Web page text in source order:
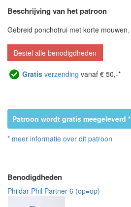
Beschrijving van het patroon
Gebreid ponchotrui met korte mouwen.
Bestel alle benodigdheden
Gratis verzending vanaf € 50,-*
Patroon wordt gratis meegeleverd *
* meer informatie over dit patroon
Benodigdheden
Phildar Phil Partner 6 (op=op)